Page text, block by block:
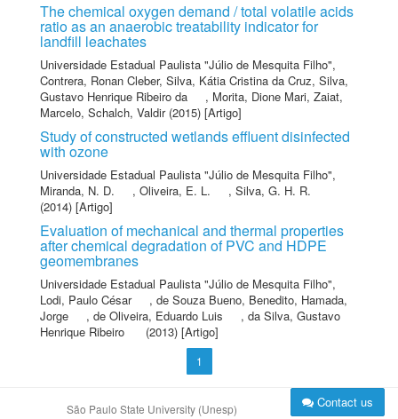
The chemical oxygen demand / total volatile acids
ratio as an anaerobic treatability indicator for
landfill leachates
Universidade Estadual Paulista "Júlio de Mesquita Filho",
Contrera, Ronan Cleber, Silva, Kátia Cristina da Cruz, Silva,
Gustavo Henrique Ribeiro da
, Morita, Dione Mari, Zaiat,
Marcelo, Schalch, Valdir(2015) [Artigo]
Study of constructed wetlands effluent disinfected
with ozone
Universidade Estadual Paulista "Júlio de Mesquita Filho",
Miranda, N. D.
, Oliveira, E. L. , Silva, G. H. R.
(2014) [Artigo]
Evaluation of mechanical and thermal properties
after chemical degradation of PVC and HDPE
geomembranes
Universidade Estadual Paulista "Júlio de Mesquita Filho",
Lodi, Paulo César
, de Souza Bueno, Benedito, Hamada,
Jorge
, de Oliveira, Eduardo Luis , da Silva, Gustavo
Henrique Ribeiro
(2013) [Artigo]
1
São Paulo State University (Unesp) Contact us